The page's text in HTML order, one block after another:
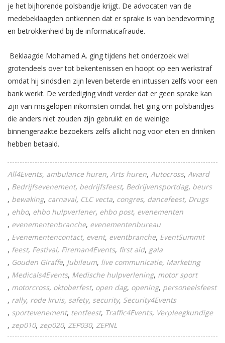
je het bijhorende polsbandje krijgt. De advocaten van de
medebeklaagden ontkennen dat er sprake is van bendevorming
en betrokkenheid bij de informaticafraude.
Beklaagde Mohamed A. ging tijdens het onderzoek wel
grotendeels over tot bekentenissen en hoopt op een werkstraf
omdat hij sindsdien zijn leven beterde en intussen zelfs voor een
bank werkt. De verdediging vindt verder dat er geen sprake kan
zijn van misgelopen inkomsten omdat het ging om polsbandjes
die anders niet zouden zijn gebruikt en de weinige
binnengeraakte bezoekers zelfs allicht nog voor eten en drinken
hebben betaald.
All4Events ambulance huren Arts huren Autocross Award
Bedrijfsevenement bedrijfsfeest Bedrijvensportdag beurs
bewaking carnaval CLC vecta congres dancefeest Drugs
ehbo ehbo hulpverlener ehbo post evenementen
evenementenbranche evenementenbureau
Evenementencontact event eventbranche EventSummit
feest Festival Fireman4Events first aid gala
Gouden Giraffe Jubileum live communicatie Marketing
Medicals4Events Medische hulpverlening motor sport
motorcross oktoberfest open dag opening personeelsfeest
rally rode kruis safety security Security4Events
sportevenement tentfeest Traffic4Events Verpleegkundige
zep010 zep020 ZEP030 ZEPNL